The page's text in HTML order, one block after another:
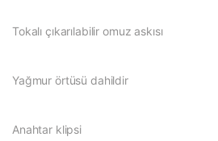
Tokalı çıkarılabilir omuz askısı
Yağmur örtüsü dahildir
Anahtar klipsi